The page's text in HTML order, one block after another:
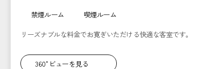
禁煙ルーム
喫煙ルーム
リーズナブルな料金でお寛ぎいただける快適な客室です。
360°ビューを見る